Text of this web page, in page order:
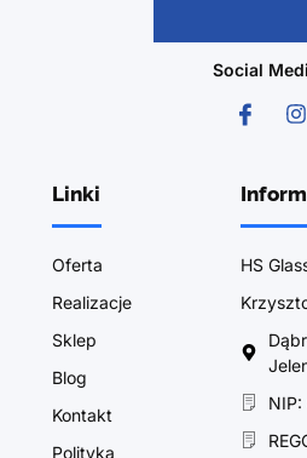
Social
Linki
Oferta
Realizacje
Sklep
Blog
Kontakt
Polityka
HS
NIP: